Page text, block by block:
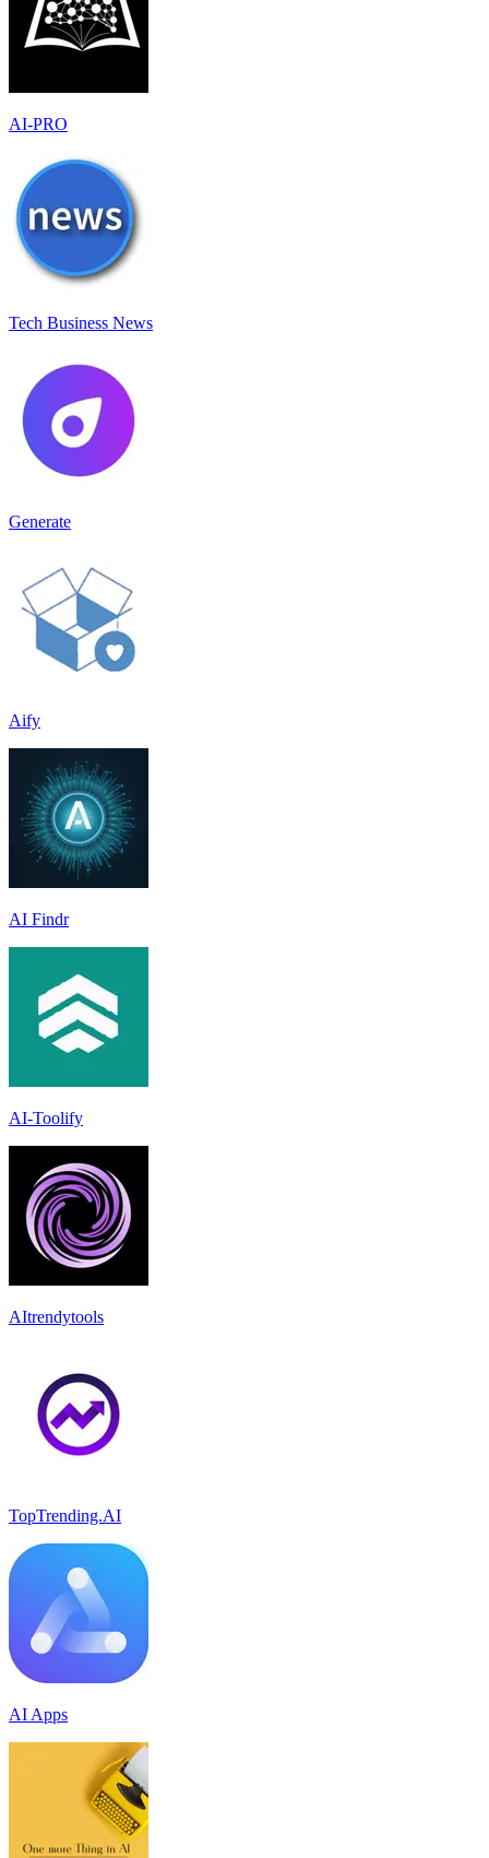
AI-PRO
Tech Business News
Generate
Aify
AI Findr
AI-Toolify
AItrendytools
TopTrending.AI
AI Apps